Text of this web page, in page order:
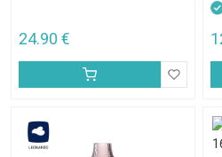
24.90 €